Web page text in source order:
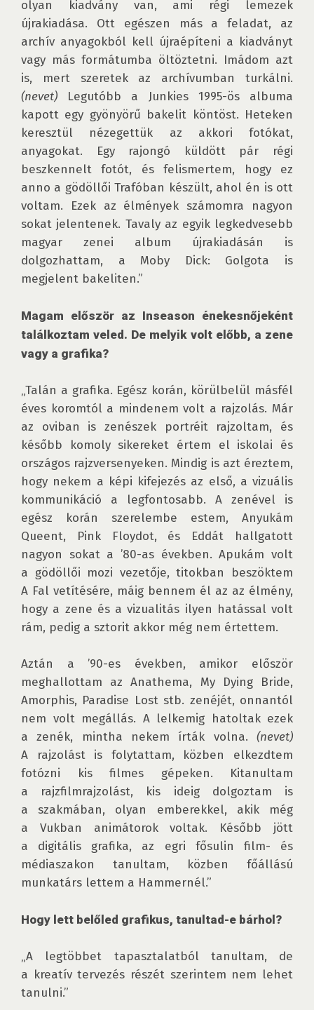
olyan kiadvány van, ami régi lemezek
újrakiadása. Ott egészen más a feladat, az
archív anyagokból kell újraépíteni a kiadványt
vagy más formátumba öltöztetni. Imádom azt
(nevet) Legutóbb a Junkies 1995-ös albuma
kapott egy gyönyörű bakelit köntöst. Heteken
keresztül nézegettük az akkori fotókat,
anyagokat. Egy rajongó küldött pár régi
beszkennelt fotót, és felismertem, hogy ez
anno a gödöllői Trafóban készült, ahol én is ott
voltam. Ezek az élmények számomra nagyon
sokat jelentenek. Tavaly az egyik legkedvesebb
magyar zenei album újrakiadásán is
dolgozhattam, a Moby Dick: Golgota is
megjelent bakeliten.”
Magam először az Inseason énekesnőjeként
találkoztam veled. De melyik volt előbb, a zene
vagy a grafika?
„Talán a grafika. Egész korán, körülbelül másfél
éves koromtól a mindenem volt a rajzolás. Már
az oviban is zenészek portréit rajzoltam, és
később komoly sikereket értem el iskolai és
országos rajzversenyeken. Mindig is azt éreztem,
hogy nekem a képi kifejezés az első, a vizuális
kommunikáció a legfontosabb. A zenével is
egész korán szerelembe estem, Anyukám
Queent, Pink Floydot, és Eddát hallgatott
nagyon sokat a ’80-as években. Apukám volt
a gödöllői mozi vezetője, titokban beszöktem
A Fal vetítésére, máig bennem él az az élmény,
hogy a zene és a vizualitás ilyen hatással volt
rám, pedig a sztorit akkor még nem értettem.
Aztán a ’90-es években, amikor először
meghallottam az Anathema, My Dying Bride,
Amorphis, Paradise Lost stb. zenéjét, onnantól
nem volt megállás. A lelkemig hatoltak ezek
a zenék, mintha nekem írták volna. (nevet)
A rajzolást is folytattam, közben elkezdtem
fotózni kis filmes gépeken. Kitanultam
a rajzfilmrajzolást, kis ideig dolgoztam is
a szakmában, olyan emberekkel, akik még
a Vukban animátorok voltak. Később jött
a digitális grafika, az egri fősulin film- és
médiaszakon tanultam, közben főállású
munkatárs lettem a Hammernél.”
Hogy lett belőled grafikus, tanultad-e bárhol?
„A legtöbbet tapasztalatból tanultam, de
a kreatív tervezés részét szerintem nem lehet
tanulni.”